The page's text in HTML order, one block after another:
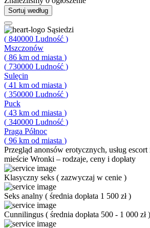
Sortuj według
Sąsiedzi
( 840000 Ludność )
Mszczonów
( 86 km od miasta )
( 730000 Ludność )
Sulęcin
( 41 km od miasta )
( 350000 Ludność )
Puck
( 43 km od miasta )
( 340000 Ludność )
Praga Północ
( 96 km od miasta )
Przegląd anonsów erotycznych, usług
mieście Wronki – rodzaje, ceny i dopłaty
Klasyczny seks ( zazwyczaj w cenie )
Seks analny ( średnia dopłata 1 500 zł)
Cunnilingus ( średnia dopłata 500 - 1 000 zł)